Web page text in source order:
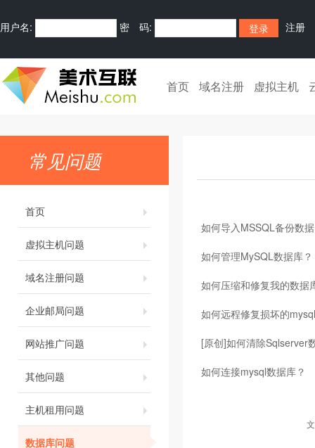
用户名: 密 码: 注册
首页 域名注册 虚拟主机
常见问题
首页
虚拟主机问题
域名注册问题
企业邮局问题
网站推广问题
其他问题
主机租用问题
数据库问题
如何导入MSSQL备份数
如何管理MySQL数据库？
如何压缩和修复我的数据
如何远程修复损坏的
[原创]如何清除Sqlserver
如何连接mysql数据库？